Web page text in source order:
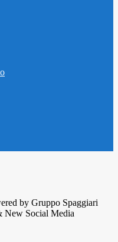
by Gruppo Spaggiari
New Social Media